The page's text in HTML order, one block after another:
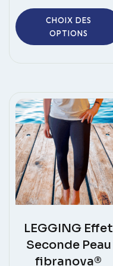
CHOIX DES
OPTIONS
LEGGING Effet
Seconde Peau
fibranova®